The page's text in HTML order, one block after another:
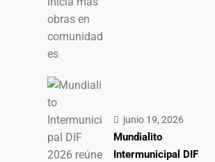
junio 19, 2026
Mundialito
Intermunicipal DIF